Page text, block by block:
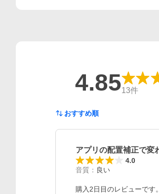
4.8513件
おすすめ順
アプリの配置補正で変
4.0
音質 ： 良い
購入2日目のレビューです。